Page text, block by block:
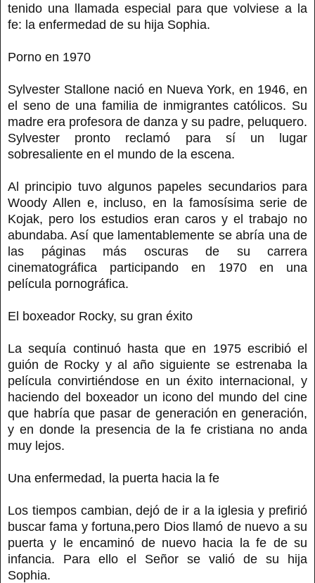
tenido una llamada especial para que volviese a la
fe: la enfermedad de su hija Sophia.
Porno en 1970
Sylvester Stallone nació en Nueva York, en 1946, en
el seno de una familia de inmigrantes católicos. Su
madre era profesora de danza y su padre, peluquero.
Sylvester pronto reclamó para sí un lugar
sobresaliente en el mundo de la escena.
Al principio tuvo algunos papeles secundarios para
Woody Allen e, incluso, en la famosísima serie de
Kojak, pero los estudios eran caros y el trabajo no
abundaba. Así que lamentablemente se abría una de
las páginas más oscuras de su carrera
cinematográfica participando en 1970 en una
película pornográfica.
El boxeador Rocky, su gran éxito
La sequía continuó hasta que en 1975 escribió el
guión de Rocky y al año siguiente se estrenaba la
película convirtiéndose en un éxito internacional, y
haciendo del boxeador un icono del mundo del cine
que habría que pasar de generación en generación,
y en donde la presencia de la fe cristiana no anda
muy lejos.
Una enfermedad, la puerta hacia la fe
Los tiempos cambian, dejó de ir a la iglesia y prefirió
buscar fama y fortuna,pero Dios llamó de nuevo a su
puerta y le encaminó de nuevo hacia la fe de su
infancia. Para ello el Señor se valió de su hija
Sophia.